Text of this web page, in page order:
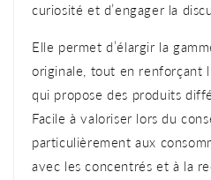
curiosité et d’engager la
Elle permet d’élargir la
originale, tout en renforçant
qui propose des produits
Facile à valoriser lors du
particulièrement aux
avec les concentrés et à la